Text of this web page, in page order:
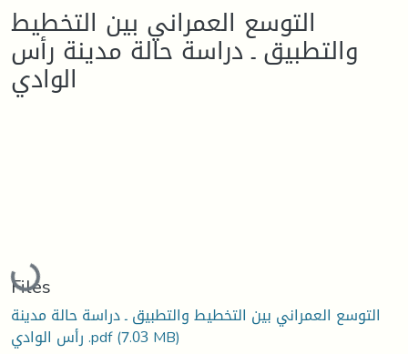
التوسع العمراني بين التخطيط
والتطبيق ـ دراسة حالة مدينة رأس
الوادي
Loading...
Files
التوسع العمراني بين التخطيط والتطبيق ـ دراسة حالة مدينة
رأس الوادي .pdf(7.03 MB)